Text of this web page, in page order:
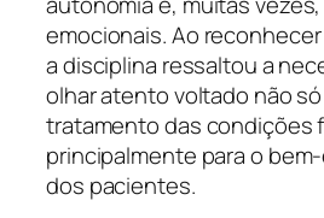
emocionais. Ao
a disciplina ressaltou a
olhar atento voltado não
tratamento das condições
principalmente para o
dos pacientes.